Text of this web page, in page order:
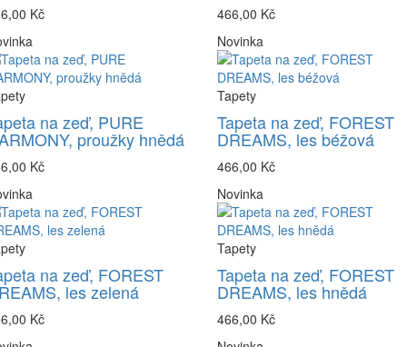
Kč
466,00 Kč
na zeď, PURE
proužky hnědá
Kč
Novinka
Tapety
Tapeta na zeď, FOREST
DREAMS, les béžová
466,00 Kč
na zeď, FOREST
les zelená
Kč
Novinka
Tapety
Tapeta na zeď, FOREST
DREAMS, les hnědá
466,00 Kč